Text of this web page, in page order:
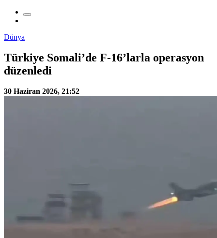
Dünya
Türkiye Somali’de F-16’larla operasyon
düzenledi
30 Haziran 2026, 21:52